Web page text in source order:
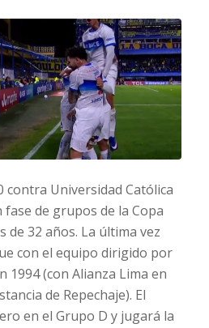
contra Universidad Católica
de grupos de la Copa
de 32 años. La última vez
con el equipo dirigido por
1994 (con Alianza Lima en
de Repechaje). El
en el Grupo D y jugará la